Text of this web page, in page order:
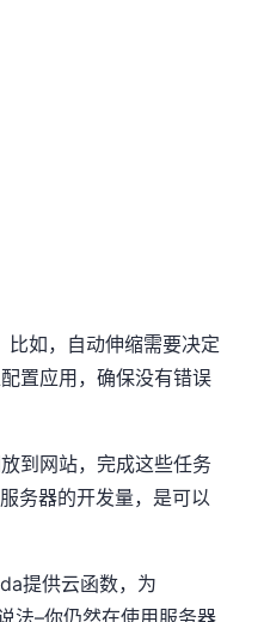
比如，自动伸缩需要决定
置应用，确保没有错误
到网站，完成这些任务
务器的开发量，是可以
提供云函数，为
法–你仍然在使用服务器